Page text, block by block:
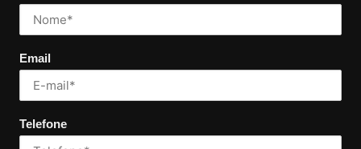
Email
Telefone